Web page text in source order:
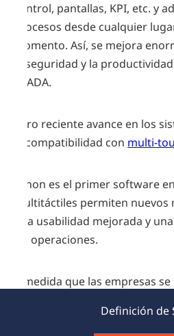
control, pantallas, KPI, etc. y
procesos desde cualquier
momento. Así, se mejora
la seguridad y la
SCADA.
Otro reciente avance en los
la compatibilidad con multi-
zenon es el primer software
multitáctiles permiten nuevos
una usabilidad mejorada y
las operaciones.
A medida que las empresas
SCADA seguirán
Definición de
Aplicaciones de
Tipos de redes
Historia de
Definición de